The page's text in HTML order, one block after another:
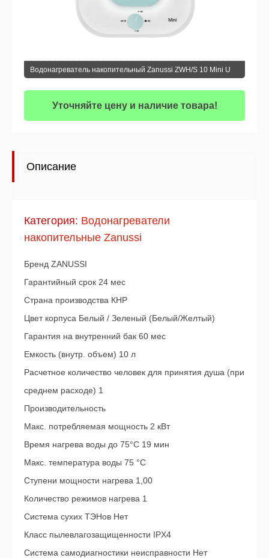
Водонагреватель накопительный Zanussi ZWH/S 10 Mini U
Уточняйте цену и наличие товара!
Описание
Категория: Водонагреватели
накопительные Zanussi
Бренд ZANUSSI
Гарантийный срок 24 мес
Страна производства КНР
Цвет корпуса Белый / Зеленый (Белый/Желтый)
Гарантия на внутренний бак 60 мес
Емкость (внутр. объем) 10 л
Расчетное количество человек для принятия душа (при
среднем расходе) 1
Производительность
Макс. потребляемая мощность 2 кВт
Время нагрева воды до 75°С 19 мин
Макс. температура воды 75 °С
Ступени мощности нагрева 1,00
Количество режимов нагрева 1
Система сухих ТЭНов Нет
Класс пылевлагозащищенности IPX4
Система самодиагностики неисправности Нет